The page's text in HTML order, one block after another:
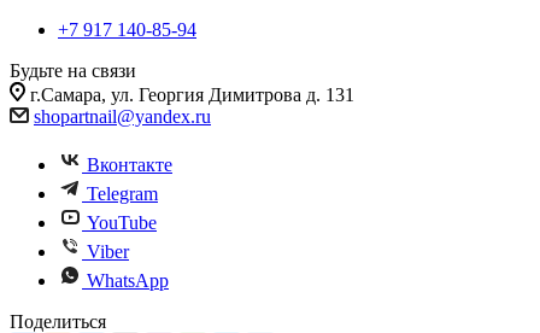
+7 917 140-85-94
Будьте на связи
г.Самара, ул. Георгия Димитрова д. 131
shopartnail@yandex.ru
Вконтакте
Telegram
YouTube
Viber
WhatsApp
Поделиться